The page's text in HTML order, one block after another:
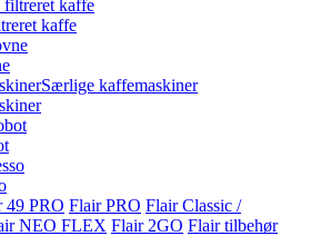
kaffe
Særlige kaffemaskiner
49 PRO Flair PRO Flair Classic /
NEO FLEX Flair 2GO Flair tilbehør